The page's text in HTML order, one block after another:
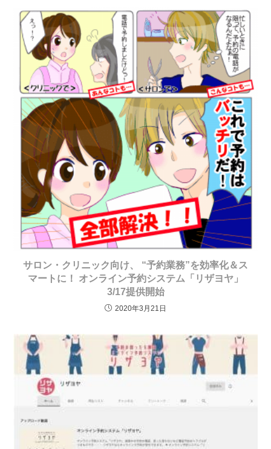
サロン・クリニック向け、 “予約業務”を効率化＆ス
マートに！ オンライン予約システム「リザヨヤ」
3/17提供開始
2020年3月21日